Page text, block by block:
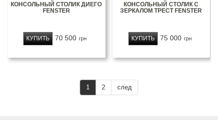
КОНСОЛЬНЫЙ СТОЛИК ДИЕГО
FENSTER
70 500 грн
КУПИТЬ
КОНСОЛЬНЫЙ СТОЛИК С
ЗЕРКАЛОМ ТРЕСТ FENSTER
75 000 грн
КУПИТЬ
1 2 след